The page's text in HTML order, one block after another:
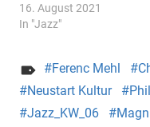
16. August 2021
In "Jazz"
Ferenc Mehl
Neustart Kultur
Jazz_KW_06